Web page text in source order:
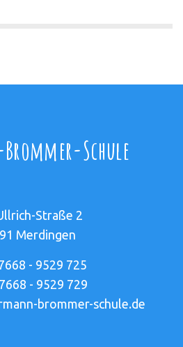
Schule
Straße 2
Merdingen
- 9529 725
- 9529 729
brommer-schule.de